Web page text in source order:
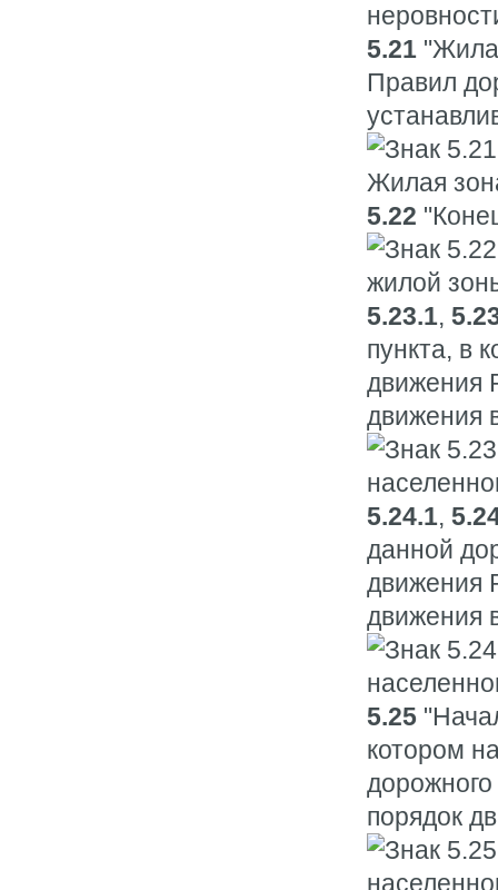
5.21
Правил
5.22
5.23.1,
пункта, в
движения
движения
5.24.1,
данной
движения
движения
5.25
котором
порядок